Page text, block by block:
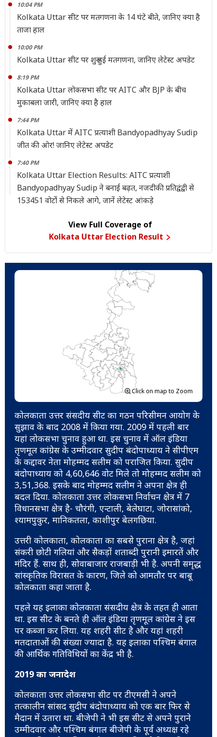
10:04 PM
Kolkata Uttar सीट पर मतगणना के 14 घंटे बीते, जानिए क्या है
ताजा हाल
10:00 PM
Kolkata Uttar सीट पर शुरू हुई मतगणना, जानिए लेटेस्ट अपडेट
8:19 PM
Kolkata Uttar लोकसभा सीट पर AITC और BJP के बीच
मुकाबला जारी, जानिए क्या है हाल
7:44 PM
Kolkata Uttar में AITC प्रत्याशी Bandyopadhyay Sudip
जीत की ओर! जानिए लेटेस्ट अपडेट
7:40 PM
Kolkata Uttar Election Results: AITC प्रत्याशी
Bandyopadhyay Sudip ने बनाई बढ़त, नजदीकी प्रतिद्वंद्वी से
153451 वोटोंं से निकले आगे, जानें लेटेस्ट आंकड़े
View Full Coverage of
Kolkata Uttar Election Result
Click on map to Zoom
कोलकाता उत्तर संसदीय सीट का गठन परिसीमन आयोग के
सुझाव के बाद 2008 में किया गया. 2009 में पहली बार
यहां लोकसभा चुनाव हुआ था. इस चुनाव में ऑल इंडिया
तृणमूल कांग्रेस के उम्मीदवार सुदीप बंदोपाध्याय ने सीपीएम
के कद्दावर नेता मोहम्मद सलीम को पराजित किया. सुदीप
बंदोपाध्याय को 4,60,646 वोट मिले तो मोहम्मद सलीम को
3,51,368. इसके बाद मोहम्मद सलीम ने अपना क्षेत्र ही
बदल दिया. कोलकाता उत्तर लोकसभा निर्वाचन क्षेत्र में 7
विधानसभा क्षेत्र है- चौरंगी, एन्टाली, बेलेघाटा, जोरासांको,
श्यामपुकुर, मानिकतला, काशीपुर बेलगछिया.
उत्तरी कोलकाता, कोलकाता का सबसे पुराना क्षेत्र है, जहां
संकरी छोटी गलियां और सैकड़ों शताब्दी पुरानी इमारतें और
मंदिर हैं. साथ ही, सोवाबाजार राजबाड़ी भी है. अपनी समृद्ध
सांस्कृतिक विरासत के कारण, जिले को आमतौर पर बाबू
कोलकाता कहा जाता है.
पहले यह इलाका कोलकाता संसदीय क्षेत्र के तहत ही आता
था. इस सीट के बनते ही ऑल इंडिया तृणमूल कांग्रेस ने इस
पर कब्जा कर लिया. यह शहरी सीट है और यहां शहरी
मतदाताओं की संख्या ज्यादा है. यह इलाका पश्चिम बंगाल
की आर्थिक गतिविधियों का केंद्र भी है.
2019 का जनादेश
कोलकाता उत्तर लोकसभा सीट पर टीएमसी ने अपने
तत्कालीन सांसद सुदीप बंदोपाध्याय को एक बार फिर से
मैदान में उतारा था. बीजेपी ने भी इस सीट से अपने पुराने
उम्मीदवार और पश्चिम बंगाल बीजेपी के पूर्व अध्यक्ष रहे